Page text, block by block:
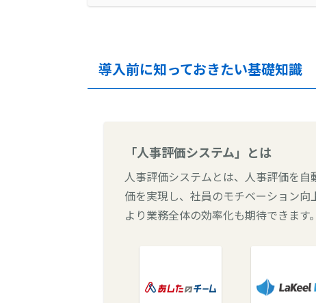
導入前に知っておきたい基礎知識
「人事評価システム」とは
人事評価システムとは、人事評価を
価を実現し、社員のモチベーション
より業務全体の効率化も期待できます。